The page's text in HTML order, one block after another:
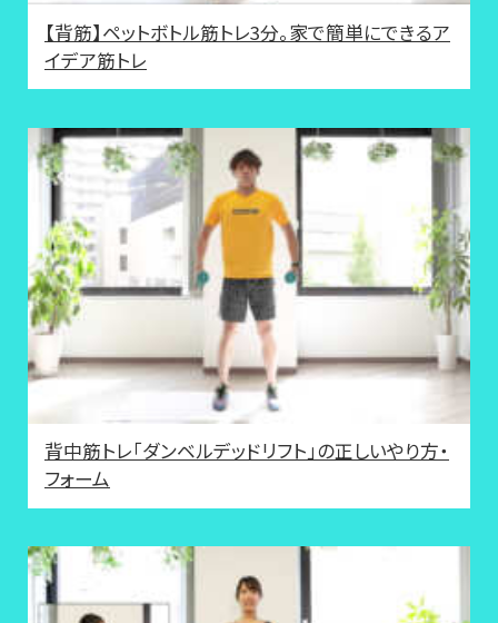
【背筋】ペットボトル筋トレ3分。家で簡単にできるア
イデア筋トレ
背中筋トレ「ダンベルデッドリフト」の正しいやり方・
フォーム